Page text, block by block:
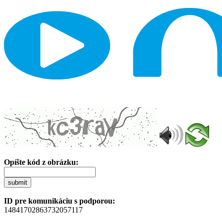
Opíšte kód z obrázku:
submit
ID pre komunikáciu s podporou:
14841702863732057117